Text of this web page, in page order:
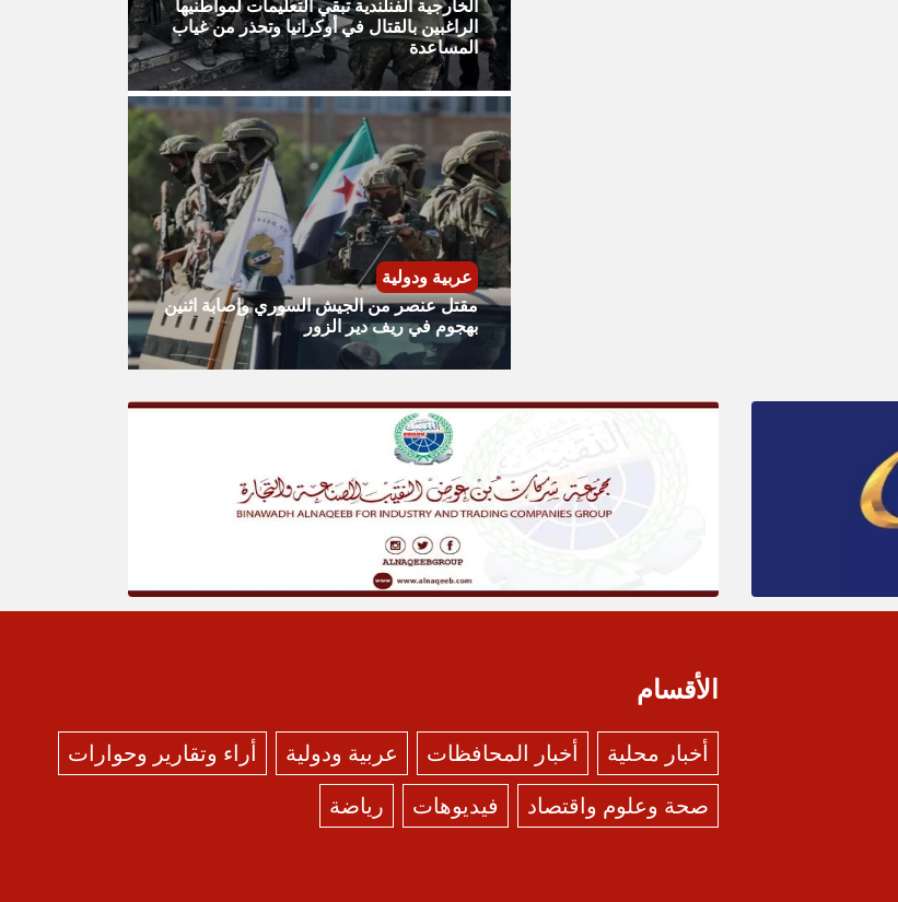
الخارجية الفنلندية تبقي التعليمات لمواطنيها
الراغبين بالقتال في أوكرانيا وتحذر من غياب
المساعدة
عربية ودولية
مقتل عنصر من الجيش السوري وإصابة اثنين
بهجوم في ريف دير الزور
الأقسام
أخبار محلية أخبار المحافظات عربية ودولية
أراء وتقارير وحوارات
صحة وعلوم واقتصاد
فيديوهات رياضة